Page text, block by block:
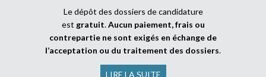
Le dépôt des dossiers de candidature
est gratuit.Aucun paiement, frais ou
contrepartie ne sont exigés en échange de
l’acceptation ou du traitement des dossiers.
LIRE LA SUITE